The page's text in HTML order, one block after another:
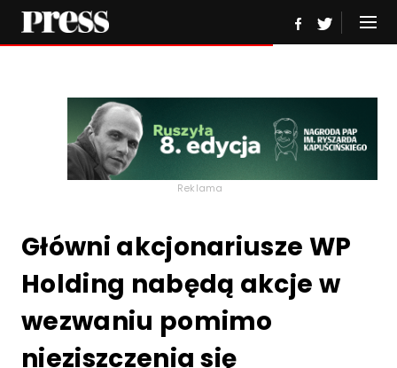
Reklama
Główni akcjonariusze WP
Holding nabędą akcje w
wezwaniu pomimo
nieziszczenia się